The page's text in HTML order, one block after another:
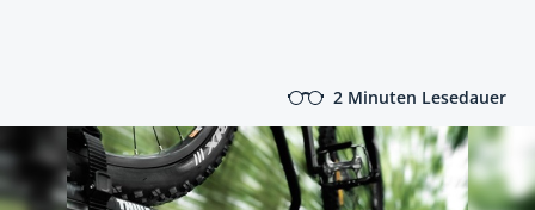
2 Minuten Lesedauer